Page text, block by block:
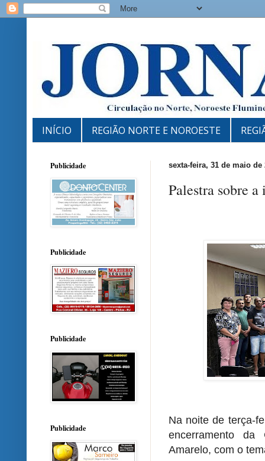
INÍCIO REGIÃO NORTE E NOROESTE
sexta-feira, 31 de maio de
Palestra sobre
Na noite de terça-
encerramento
Amarelo, com o
Publicidade
Publicidade
Publicidade
Publicidade